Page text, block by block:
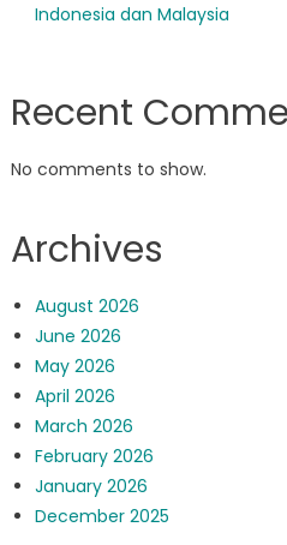
Indonesia dan Malaysia
Recent
No comments to show.
Archives
August 2026
June 2026
May 2026
April 2026
March 2026
February 2026
January 2026
December 2025